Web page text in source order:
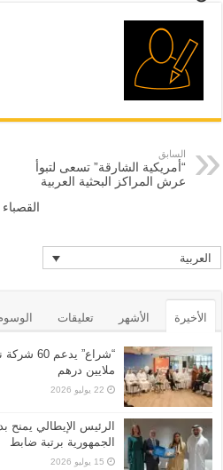
السابق
“أمريكية الشارقة” تسعى لتبوأ
عرش المراكز البحثية العربية
العربية
الأخيرة الأشهر تعليقات
ملايين درهم
22 يوليو 2026
الرئيس الإيطالي
الجمهورية برتبة ضابط
15 يوليو 2026